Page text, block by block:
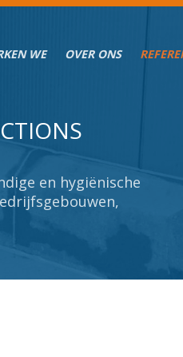
WE OVER ONS
en hygiënische
en hygiënische